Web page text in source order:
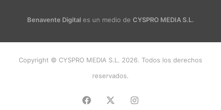
Benavente Digital es un medio de CYSPRO MEDIA S.L.
Copyright © CYSPRO MEDIA S.L. 2026. Todos los derechos
reservados.
Facebook Instagram